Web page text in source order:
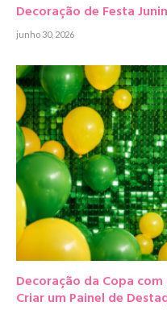
Decoração de Festa
junho 30, 2026
Decoração da Copa
Criar um Painel de